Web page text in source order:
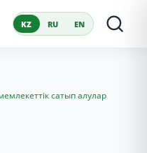
KZ RU EN
сатып алулар